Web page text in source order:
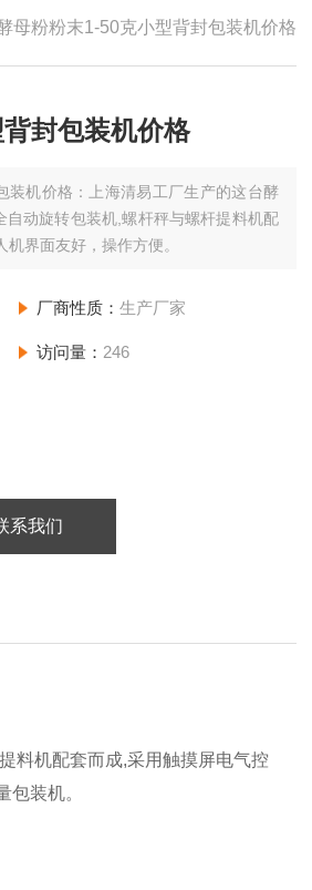
母粉粉末1-50克小型背封包装机价格
封包装机价格
装机价格：上海清易工厂生产的这台酵
动旋转包装机,螺杆秤与螺杆提料机配
界面友好，操作方便。
厂商性质： 生产厂家
访问量： 246
系我们
料机配套而成,采用触摸屏电气控
装机。